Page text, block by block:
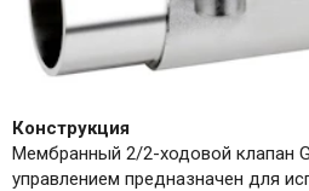
Конструкция
Мембранный 2/2-ходовой клапан
управлением предназначен для